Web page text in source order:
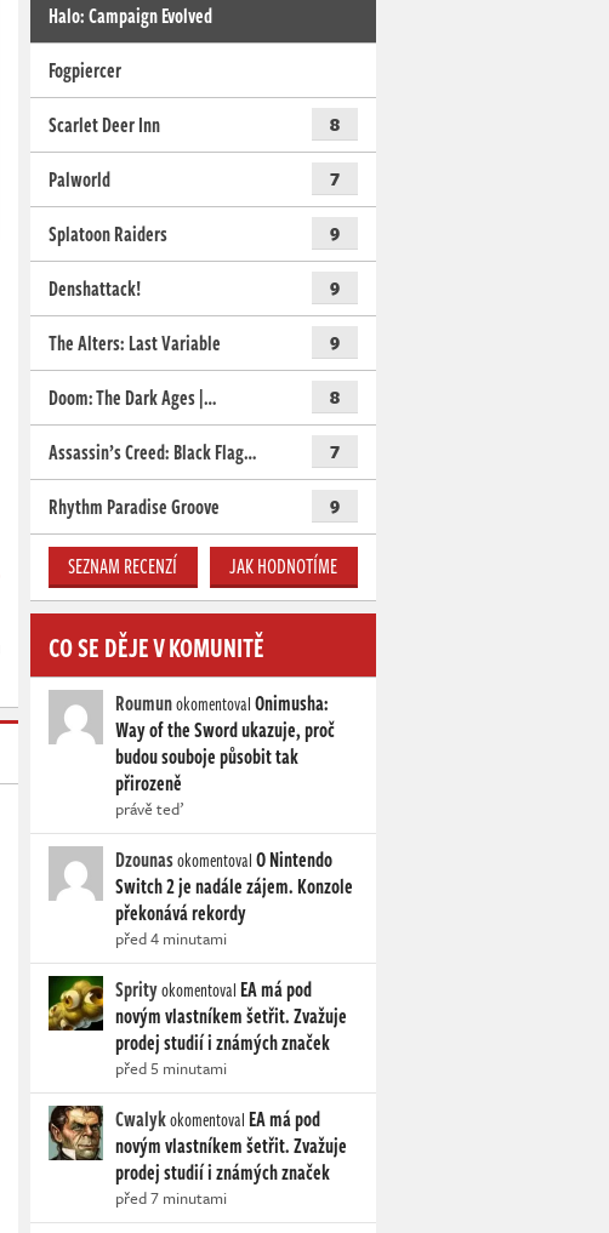
Halo: Campaign Evolved
Fogpiercer
Scarlet Deer Inn
8
Palworld 7
Splatoon Raiders 9
Denshattack! 9
The Alters: Last Variable 9
Doom: The Dark Ages |… 8
Assassin’s Creed: Black Flag… 7
Rhythm Paradise Groove 9
SEZNAM RECENZÍ JAK HODNOTÍME
CO SE DĚJE V KOMUNITĚ
RoumunokomentovalOnimusha:
Way of the Sword ukazuje, proč
budou souboje působit tak
přirozeně
právě teď
DzounasokomentovalO Nintendo
Switch 2 je nadále zájem. Konzole
překonává rekordy
před 4 minutami
Sprityokomentoval EA má pod
novým vlastníkem šetřit. Zvažuje
prodej studií i známých značek
před 5 minutami
Cwalykokomentoval EA má pod
novým vlastníkem šetřit. Zvažuje
prodej studií i známých značek
před 7 minutami